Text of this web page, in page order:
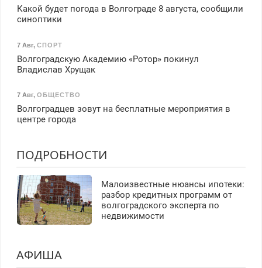
Какой будет погода в Волгограде 8 августа, сообщили
синоптики
7 Авг, СПОРТ
Волгоградскую Академию «Ротор» покинул
Владислав Хрущак
7 Авг, ОБЩЕСТВО
Волгоградцев зовут на бесплатные мероприятия в
центре города
ПОДРОБНОСТИ
Малоизвестные нюансы ипотеки:
разбор кредитных программ от
волгоградского эксперта по
недвижимости
АФИША